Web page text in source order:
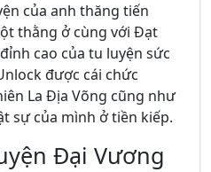
của anh thăng tiến
thằng ở cùng với Đạt
cao của tu luyện sức
được cái chức
La Địa Võng cũng như
sự của mình ở tiền kiếp.
Đại Vương